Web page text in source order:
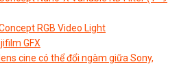
RGB Video Light
GFX
cine có thể đổi ngàm giữa Sony,